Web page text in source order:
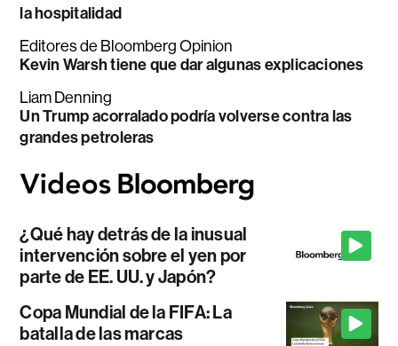
la hospitalidad
Editores de Bloomberg Opinion
Kevin Warsh tiene que dar algunas explicaciones
Liam Denning
Un Trump acorralado podría volverse contra las
grandes petroleras
¿Qué hay detrás de la inusual
intervención sobre el yen por
parte de EE. UU. y Japón?
Copa Mundial de la FIFA: La
batalla de las marcas